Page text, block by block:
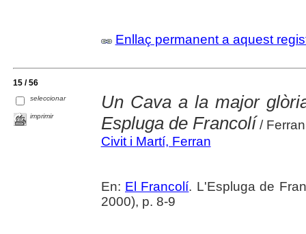
Enllaç permanent a aquest
15 / 56
seleccionar
imprimir
Un Cava a la major
Espluga de Francolí /
Civit i Martí, Ferran
En: El Francolí. L'Espluga de
2000), p. 8-9